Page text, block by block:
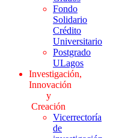
Fondo
Solidario
Crédito
Universitario
Postgrado
ULagos
Investigación,
Innovación
y
Creación
Vicerrectoría
de